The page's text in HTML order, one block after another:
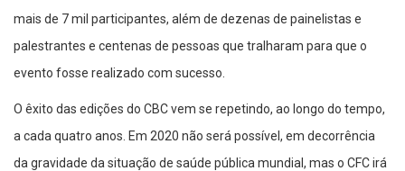
mais de 7 mil participantes, além de dezenas de painelistas e
palestrantes e centenas de pessoas que tralharam para que o
evento fosse realizado com sucesso.
O êxito das edições do CBC vem se repetindo, ao longo do tempo,
a cada quatro anos. Em 2020 não será possível, em decorrência
da gravidade da situação de saúde pública mundial, mas o CFC irá